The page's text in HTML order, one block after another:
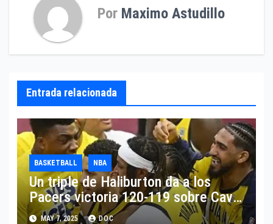
Por Maximo Astudillo
Entrada relacionada
BASKETBALL NBA
Un triple de Haliburton da a los
Pacers victoria 120-119 sobre Cavs
y ventaja 2-0
MAY 7, 2025 DOC